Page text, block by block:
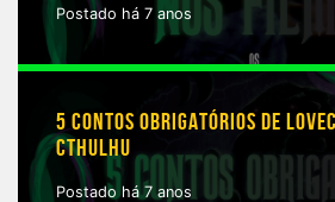
Postado há 7 anos
5 CONTOS OBRIGATÓRIOS DE
CTHULHU
Postado há 7 anos